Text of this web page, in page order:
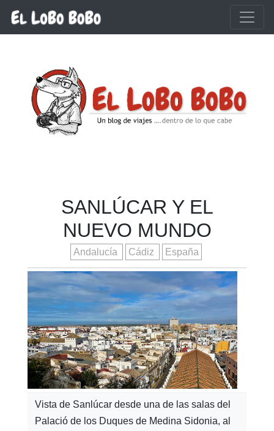
Ir al contenido principal
SANLÚCAR Y EL
NUEVO MUNDO
Andalucía Cádiz España
Vista de Sanlúcar desde una de las salas del
Palació de los Duques de Medina Sidonia, al